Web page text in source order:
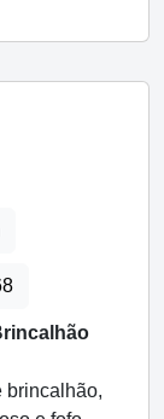
brincalhão,